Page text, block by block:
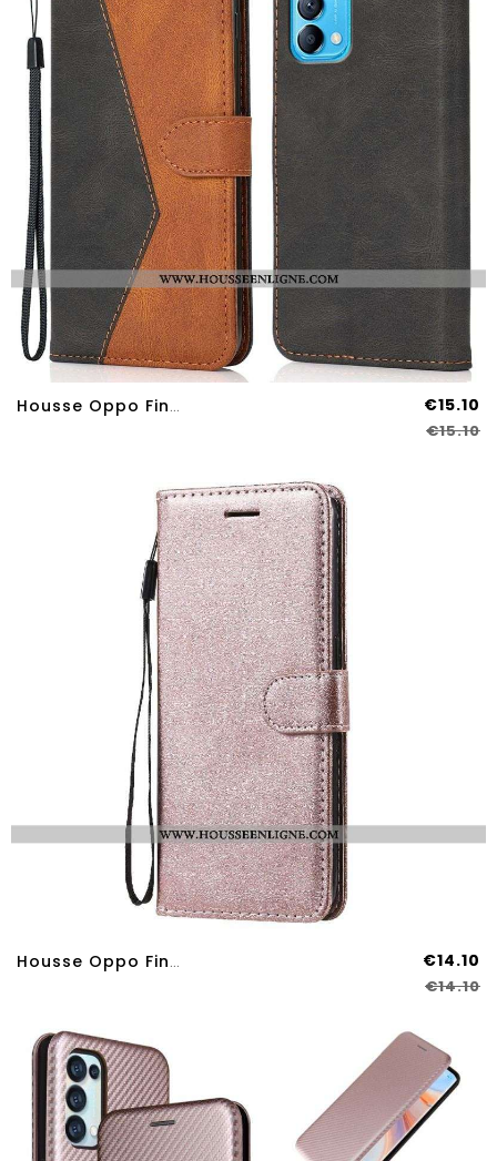
Housse Oppo Find X3 Lite Simili Cuir Bicolore Triangle €15.10
€15.10
Housse Oppo Find X3 Lite Effet Cuir À Lanière €14.10
€14.10